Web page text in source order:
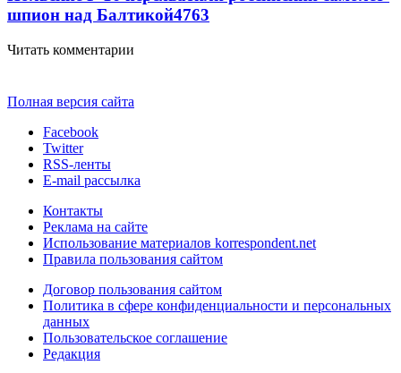
шпион над Балтикой4763
Читать комментарии
Полная версия сайта
Facebook
Twitter
RSS-ленты
E-mail рассылка
Контакты
Реклама на сайте
Использование материалов korrespondent.net
Правила пользования сайтом
Договор пользования сайтом
Политика в сфере конфиденциальности и персональных
данных
Пользовательское соглашение
Редакция